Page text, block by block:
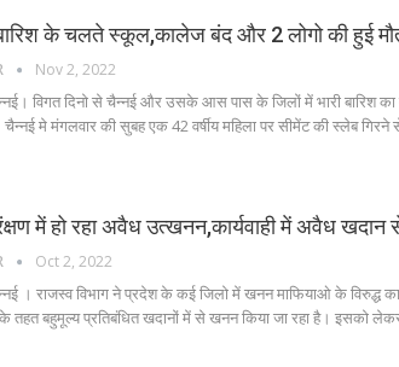
बारिश के चलते स्कूल,कालेज बंद और 2 लोगो की हुई
Nov 2, 2022
विगत दिनो से चैन्नई और उसके आस पास के जिलों में भारी बारिश का
चैन्नई मे मंगलवार की सुबह एक 42 वर्षीय महिला पर सीमेंट की स्लेब
में हो रहा अवैध उत्खनन,कार्यवाही में अवैध
Oct 2, 2022
। राजस्व विभाग ने प्रदेश के कई जिलो में खनन माफियाओ के विरुद्ध
तहत बहुमूल्य प्रतिबंधित खदानों में से खनन किया जा रहा है। इसको